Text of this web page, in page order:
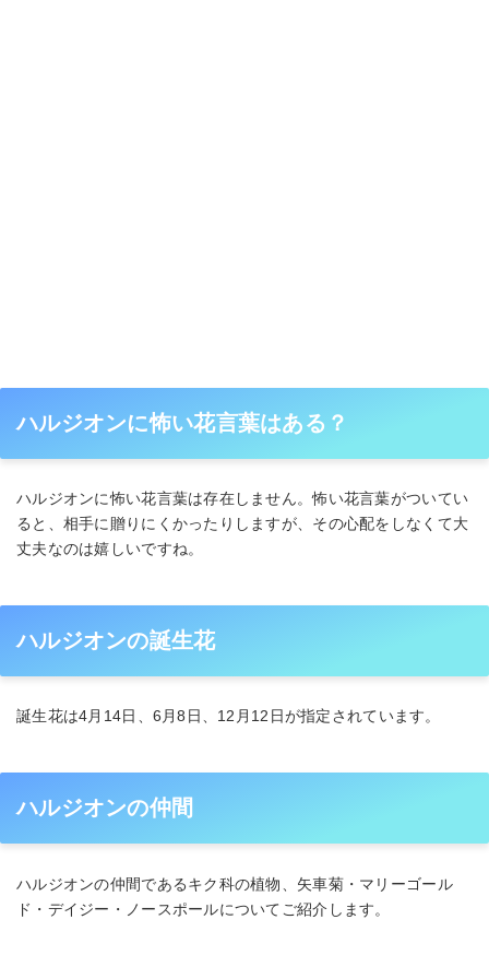
ハルジオンに怖い花言葉はある？
ハルジオンに怖い花言葉は存在しません。怖い花言葉がついてい
ると、相手に贈りにくかったりしますが、その心配をしなくて大
丈夫なのは嬉しいですね。
ハルジオンの誕生花
誕生花は4月14日、6月8日、12月12日が指定されています。
ハルジオンの仲間
ハルジオンの仲間であるキク科の植物、矢車菊・マリーゴール
ド・デイジー・ノースポールについてご紹介します。